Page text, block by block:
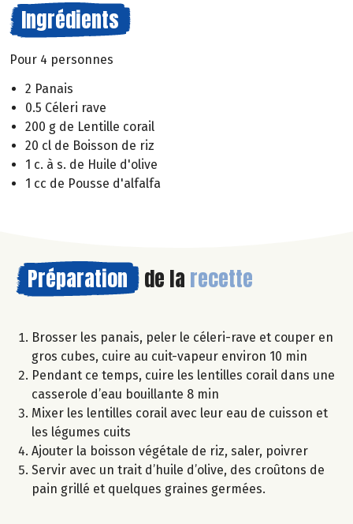
Ingrédients
Pour 4 personnes
2 Panais
0.5 Céleri rave
200 g de Lentille corail
20 cl de Boisson de riz
1 c. à s. de Huile d'olive
1 cc de Pousse d'alfalfa
Préparation de la recette
Brosser les panais, peler le céleri-rave et couper en
gros cubes, cuire au cuit-vapeur environ 10 min
Pendant ce temps, cuire les lentilles corail dans une
casserole d’eau bouillante 8 min
Mixer les lentilles corail avec leur eau de cuisson et
les légumes cuits
Ajouter la boisson végétale de riz, saler, poivrer
Servir avec un trait d’huile d’olive, des croûtons de
pain grillé et quelques graines germées.